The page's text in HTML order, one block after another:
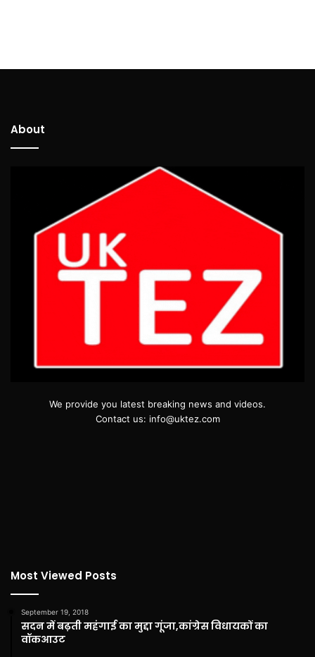
About
We provide you latest breaking news and videos.
Contact us: info@uktez.com
Most Viewed Posts
September 19, 2018
सदन में बढ़ती महंगाई का मुद्दा गूंजा,कांग्रेस विधायकों का
वॉकआउट